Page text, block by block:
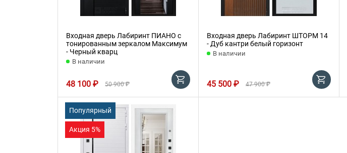
Входная дверь Лабиринт ПИАНО с
тонированным зеркалом Максимум
- Черный кварц
В наличии
48 100 ₽ 50 900 ₽
Входная дверь Лабиринт ШТОРМ 14
- Дуб кантри белый горизонт
В наличии
45 500 ₽ 47 900 ₽
Популярный
Акция 5%